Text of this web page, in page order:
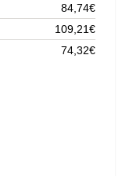
84,74€
109,21€
74,32€